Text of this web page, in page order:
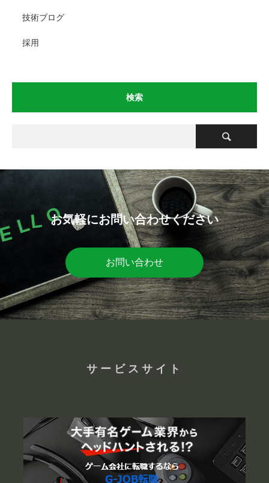
技術ブログ
採用
検索
お気軽にお問い合わせください
お問い合わせ
サービスサイト